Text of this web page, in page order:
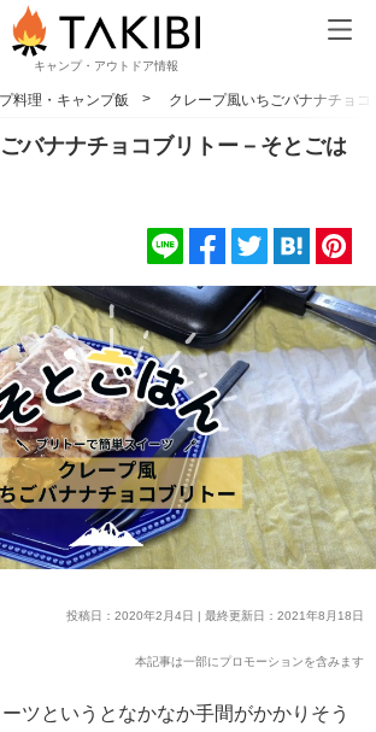
キャンプ・アウトドア情報
料理・キャンプ飯 クレープ風いちごバナナチョ
バナナチョコブリトー－そとごは
投稿日：2020年2月4日 | 最終更新日：2021年8月18日
本記事は一部にプロモーションを含みます
ツというとなかなか手間がかかりそう